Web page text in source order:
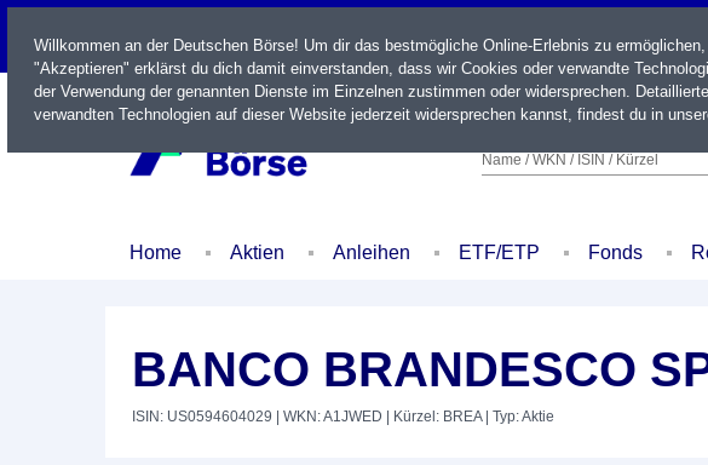
LIVE
Name / WKN / ISIN / Kürzel
Home Aktien Anleihen ETF/ETP Fonds
BANCO BRANDESCO
ISIN: US0594604029 | WKN: A1JWED | Kürzel: BREA| Typ: Aktie
Willkommen an der Deutschen Börse! Um dir das bestmögliche Online-Erlebnis zu
"Akzeptieren" erklärst du dich damit einverstanden, dass wir Cookies oder verwandte
der Verwendung der genannten Dienste im Einzelnen zustimmen oder widersprechen.
verwandten Technologien auf dieser Website jederzeit widersprechen kannst, findest du in